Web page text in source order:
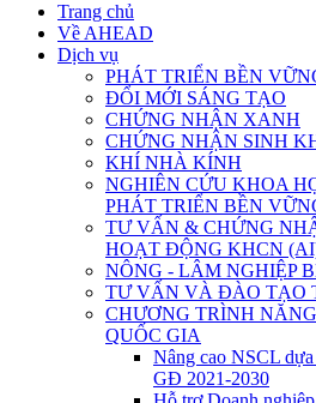
Trang chủ
Về AHEAD
Dịch vụ
PHÁT TRIỂN BỀN
ĐỔI MỚI SÁNG TẠO
CHỨNG NHẬN XANH
CHỨNG NHẬN SINH
KHÍ NHÀ KÍNH
NGHIÊN CỨU KHOA
PHÁT TRIỂN BỀN
TƯ VẤN & CHỨNG
HOẠT ĐỘNG KHCN
NÔNG - LÂM NGHIỆP
TƯ VẤN VÀ ĐÀO TẠO
CHƯƠNG TRÌNH
QUỐC GIA
Nâng cao NSCL
GĐ 2021-2030